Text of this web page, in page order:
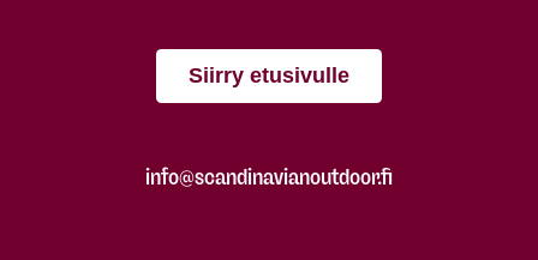
Siirry etusivulle
info@scandinavianoutdoor.fi